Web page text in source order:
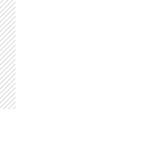
CARREGANDO PUBLICIDADE